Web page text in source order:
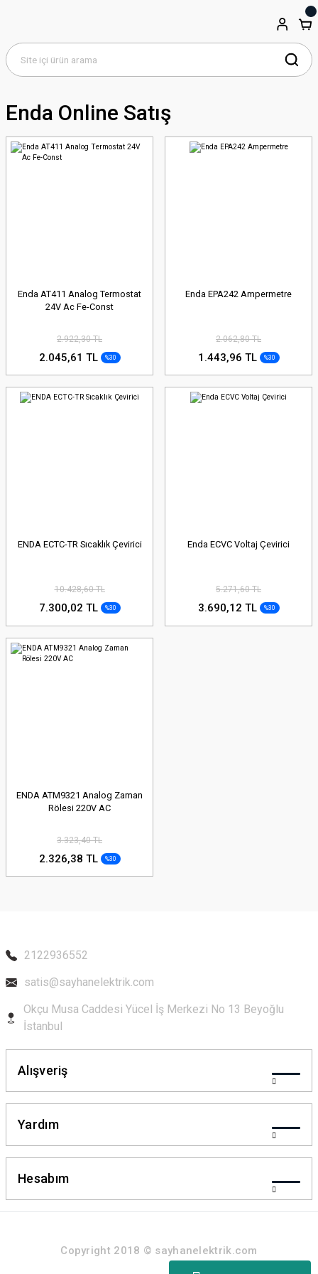
Enda Online Satış
Enda AT411 Analog Termostat
24V Ac Fe-Const
2.922,30 TL
2.045,61 TL %30
Enda EPA242 Ampermetre
2.062,80 TL
1.443,96 TL %30
ENDA ECTC-TR Sıcaklık Çevirici
10.428,60 TL
7.300,02 TL %30
Enda ECVC Voltaj Çevirici
5.271,60 TL
3.690,12 TL %30
ENDA ATM9321 Analog Zaman
Rölesi 220V AC
3.323,40 TL
2.326,38 TL %30
2122936552
satis@sayhanelektrik.com
Okçu Musa Caddesi Yücel İş Merkezi No 13 Beyoğlu
İstanbul
Alışveriş
Yardım
Hesabım
Copyright 2018 © sayhanelektrik.com